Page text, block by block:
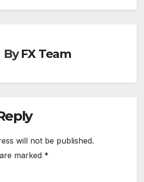
ByFX Team
will not be published.
marked *